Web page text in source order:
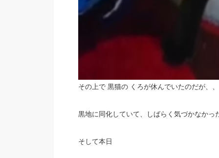
その上で 黒猫の くろが休んでいたのだが、、
黒地に同化していて、しばらく気づかなかっ
そして本日